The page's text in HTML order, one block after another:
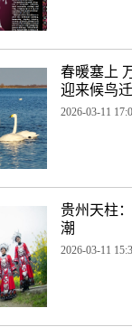
春暖塞上
迎来候鸟
2026-03-11
贵州天柱
潮
2026-03-11